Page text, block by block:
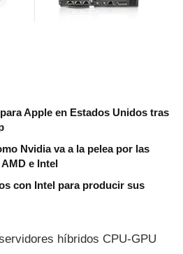
Apple en Estados Unidos tras
Nvidia va a la pelea por las
e Intel
con Intel para producir sus
hí­bridos CPU-GPU